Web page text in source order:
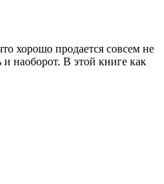
хорошо продается совсем не
и наоборот. В этой книге как